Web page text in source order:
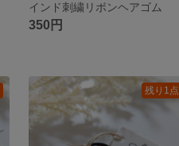
インド刺繍リボンヘアゴム
350円
残り1点